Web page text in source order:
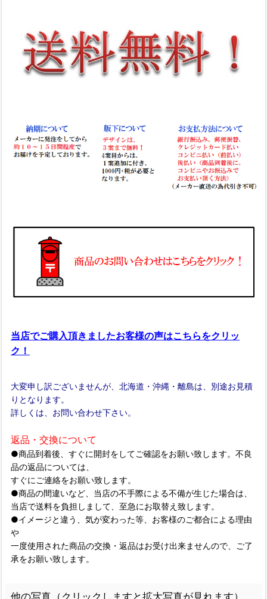
当店でご購入頂きましたお客様の声はこちらをクリッ
ク！
大変申し訳ございませんが、北海道・沖縄・離島は、別途お見積
りとなります。
詳しくは、お問い合わせ下さい。
返品・交換について
●商品到着後、すぐに開封をしてご確認をお願い致します。不良
品の返品については、
すぐにご連絡をお願い致します。
●商品の間違いなど、当店の不手際による不備が生じた場合は、
当店で送料を負担しまして、至急にお取替え致します。
●イメージと違う、気が変わった等、お客様のご都合による理由
や
一度使用された商品の交換・返品はお受け出来ませんので、ご了
承をお願い致します。
他の写真（クリックしますと拡大写真が見れます）